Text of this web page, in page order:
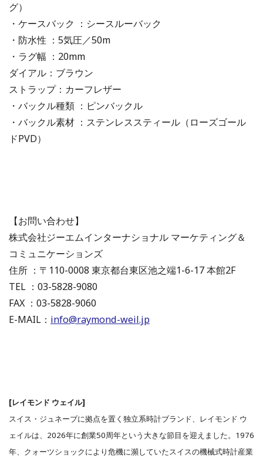
グ）
・ケースバック ：シースルーバック
・防水性 ：5気圧／50m
・ラグ幅 ：20mm
ダイアル：ブラウン
ストラップ：カーフレザー
・バックル種類 ：ピンバックル
・バックル素材 ：ステンレススティール（ローズゴール
ドPVD）
【お問い合わせ】
株式会社ジーエムインターナショナル マーケティング＆
コミュニケーションズ
住所 ：〒110-0008 東京都台東区池之端1-6-17 本館2F
TEL ：03-5828-9080
FAX ：03-5828-9060
E-MAIL： info@raymond-weil.jp
[レイモンド ウェイル]
スイス・ジュネーブに拠点を置く独立系時計ブランド、レイモンド ウ
ェイルは、2026年に創業50周年という大きな節目を迎えました。1976
年、クォーツショックにより危機に瀕していたスイスの機械式時計産業